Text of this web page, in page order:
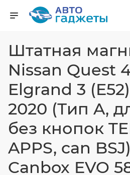
Штатная
Nissan Quest
Elgrand 3
2020 (Тип A,
без кнопок
APPS, can BSJ)
Canbox EVO